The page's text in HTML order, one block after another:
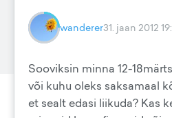
wanderer31. jaan 2012
Sooviksin minna 12-
või kuhu oleks saksamaal
et sealt edasi liikuda? Kas